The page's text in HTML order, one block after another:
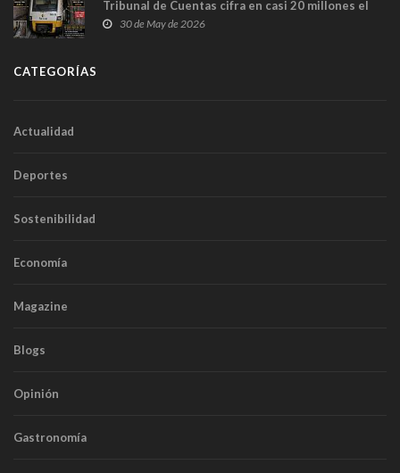
Tribunal de Cuentas cifra en casi 20 millones el
sobrecoste de los trenes que no cabían por los
30 de May de 2026
CATEGORÍAS
Actualidad
Deportes
Sostenibilidad
Economía
Magazine
Blogs
Opinión
Gastronomía